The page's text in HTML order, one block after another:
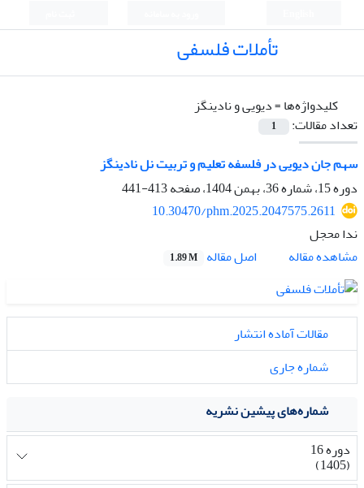
تأملات فلسفی
کلیدواژه‌ها =دیویی و نادینگز
تعداد مقالات:
1
سهم جان دیویی در فلسفه تعلیم و تربیت نل نادینگز
دوره 15، شماره 36، بهمن 1404، صفحه
413-441
10.30470/phm.2025.2047575.2611
ندا محجل
مشاهده مقاله
اصل مقاله 1.89 M
مقالات آماده انتشار
شماره جاری
شماره‌های پیشین نشریه
دوره 16
(1405)